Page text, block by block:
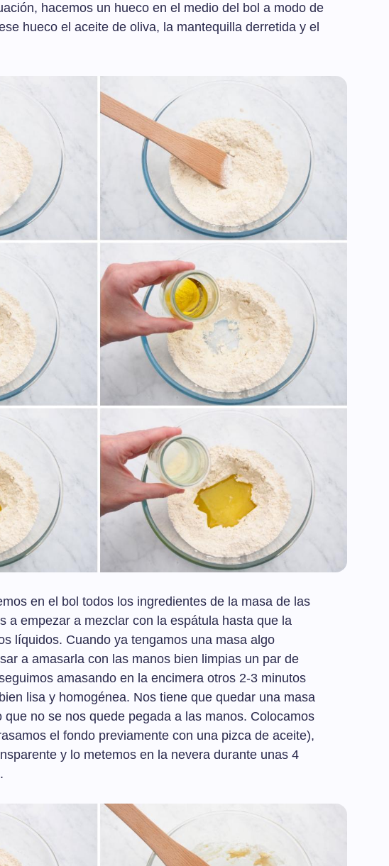
hacemos un hueco en el medio del bol a modo de
hueco el aceite de oliva, la mantequilla derretida y el
en el bol todos los ingredientes de la masa de las
a empezar a mezclar con la espátula hasta que la
líquidos. Cuando ya tengamos una masa algo
a amasarla con las manos bien limpias un par de
amasando en la encimera otros 2-3 minutos
lisa y homogénea. Nos tiene que quedar una masa
que no se nos quede pegada a las manos. Colocamos
el fondo previamente con una pizca de aceite),
y lo metemos en la nevera durante unas 4